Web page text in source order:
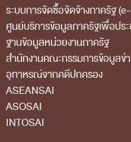
ผลการตรวจสอบ
ผลการตรวจสอบที่สำคัญ
สถิติการตรวจสอบรายงานการ
ข้อมูลสาธารณะ
ข่าวสารการจัดซื้อจัดจ้างของ สตง.
แผนการจัดซื้อจัดจ้าง
ระบบการจัดซื้อจัดจ้างภาครัฐ
ศูนย์บริการข้อมูลภาครัฐเพื่อปร
ฐานข้อมูลหน่วยงานภาครัฐ
สํานักงานคณะกรรมการข้อมูลข่
อุทาหรณ์จากคดีปกครอง
ASEANSAI
ASOSAI
INTOSAI